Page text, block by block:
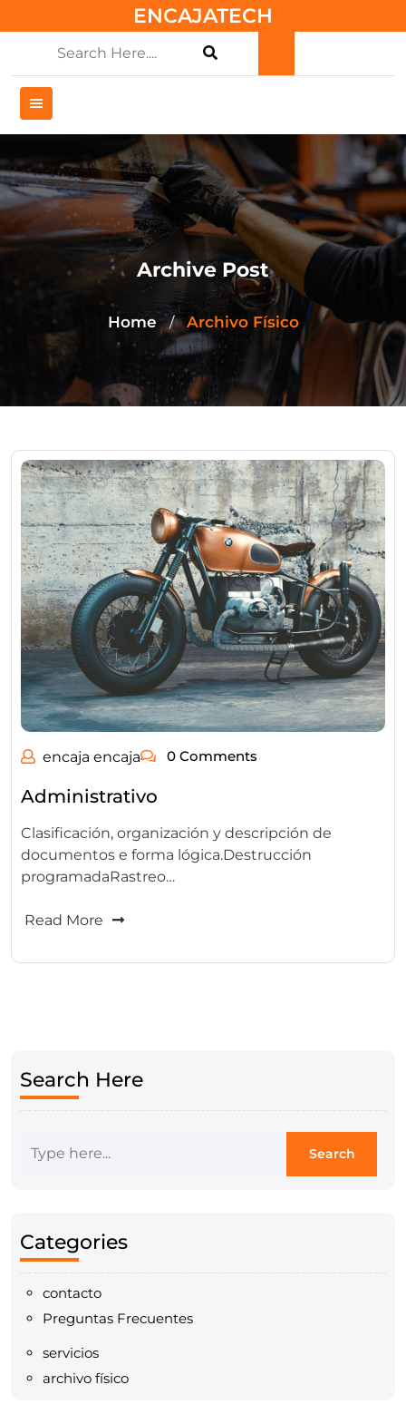
to
ENCAJATECH
Archive Post
Home / Archivo Físico
encaja encaja 0 Comments
Administrativo
Clasificación, organización y descripción de
documentos e forma lógica.Destrucción
programadaRastreo…
Read More
Search Here
Categories
contacto
Preguntas Frecuentes
servicios
archivo físico